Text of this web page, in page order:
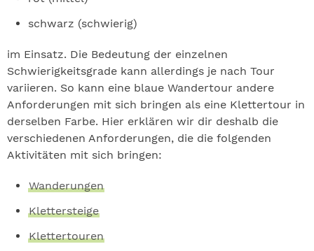
schwarz (schwierig)
im Einsatz. Die Bedeutung der einzelnen
Schwierigkeitsgrade kann allerdings je nach Tour
variieren. So kann eine blaue Wandertour andere
Anforderungen mit sich bringen als eine Klettertour in
derselben Farbe. Hier erklären wir dir deshalb die
verschiedenen Anforderungen, die die folgenden
Aktivitäten mit sich bringen:
Wanderungen
Klettersteige
Klettertouren